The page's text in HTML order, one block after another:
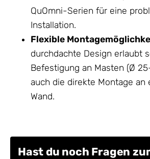
QuOmni-Serien für eine
Installation.
Flexible
durchdachte Design erlaubt
Befestigung an Masten (Ø
auch die direkte Montage an
Wand.
Hast du noch Fragen